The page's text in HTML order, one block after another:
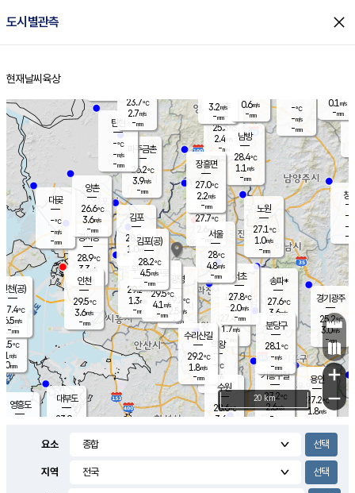
도시별관측 close
홈
현재날씨 육상
의도
℃
m/s
mm
영흥도
양주
25.3℃
2.4
-mm
과천
27.4℃
1.7m/s
- mm
용인
27.2℃
1.8m/s
경기광주
25.2℃
3.0m/s
-mm
대부도
23.9
14.5
경서동
28.9℃
3.3 m/s
-mm
파주금촌
26.2℃
3.9m/s
-mm
-℃
-m/s
-mm
대곶
-℃
-m/s
-mm
창
-
-m/
-
탄현
-℃
-m/s
-mm
0.1 m/s
-mm
의왕
- ℃
m/s
mm
김포
28.8℃
1.0 m/s
mm
광명
29.2 ℃
2.5 m/s
-mm
부천
29.2℃
1.3m/s
-mm
양촌
26.6℃
3.6m/s
-mm
구로
29.5℃
4.1 m/s
-mm
은평
27.7℃
2.6 m/s
- mm
노원
27.1℃
1.0m/s
-mm
송파*
27.6℃
3.6m/s
-mm
서초
27.8℃
2.0m/s
-mm
남방
28.4℃
1.1 m/s
-mm
기흥구갈
27.2℃
2.6m/s
-
수리산길
29.2℃
1.8m/s
-mm
분당구
28.1℃
-m/s
-mm
장흥면
27.0℃
2.2m/s
-mm
3.2m/s
-mm
인천(공)
27.4℃
6.5m/s
-mm
김포(공)
28.2℃
4.5m/s
-mm
수원
28.6℃
3.6 m/s
인천
29.5℃
3.6m/s
-mm
서울
28℃
4.8m/s
-mm
23.7℃
2.7m/s
-mm
0.6m/s
-mm
+
−
20 km
요소
지역